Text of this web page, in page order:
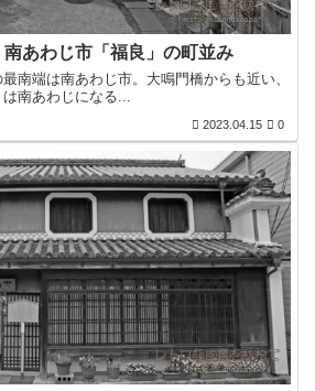
あわじ市「福良」の町並み
南端は南あわじ市。大鳴門橋からも近い、
南あわじになる...
2023.04.15 0